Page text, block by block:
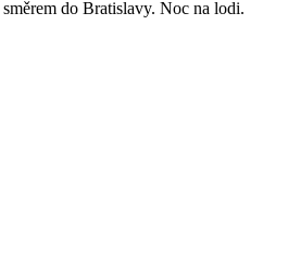
do Bratislavy. Noc na lodi.